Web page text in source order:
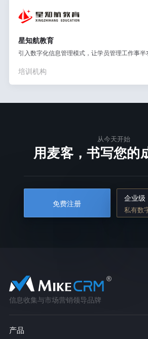
星知航教育
引入数字化信息管理模式，让学员管理工作事半
培训机构
从今天开始
用麦客，书写您的
免费注册
企业级
私有数
信息收集与市场营销领导品牌
产品